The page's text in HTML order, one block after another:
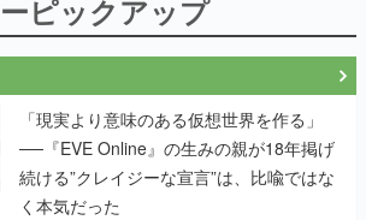
「現実より意味のある仮想世界を作る」
──『EVE Online』の生みの親が18年掲げ
く本気だった
作り込みのすさまじさにコラボ先も驚嘆
──『Wizardry Variants Daphne』